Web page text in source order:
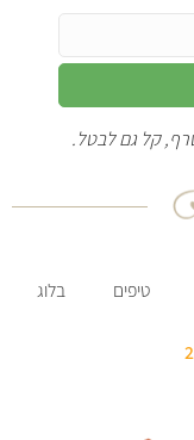
טיפים בלוג